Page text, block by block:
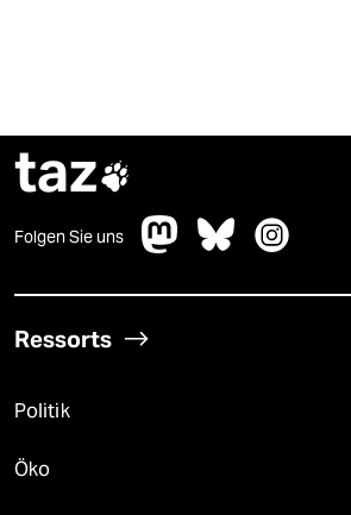
taz
Folgen Sie uns
Ressorts
Politik
Öko